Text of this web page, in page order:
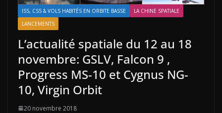
ISS, CSS & VOLS HABITÉS EN ORBITE BASSE
LA CHINE SPATIALE
LANCEMENTS
L’actualité spatiale du 12 au 18
novembre: GSLV, Falcon 9 ,
Progress MS-10 et Cygnus NG-
10, Virgin Orbit
20 novembre 2018